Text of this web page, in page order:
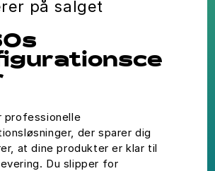
på salget
professionelle
der sparer dig
at dine produkter er klar til
Du slipper for